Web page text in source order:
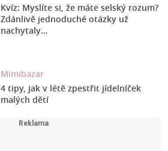
Kvíz: Myslíte si, že máte selský rozum?
Zdánlivě jednoduché otázky už
nachytaly…
Mimibazar
4 tipy, jak v létě zpestřit jídelníček
malých dětí